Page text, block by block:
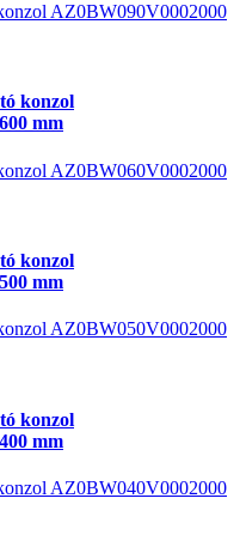
AZ0BW090V0002000
konzol
mm
AZ0BW060V0002000
konzol
mm
AZ0BW050V0002000
konzol
mm
AZ0BW040V0002000